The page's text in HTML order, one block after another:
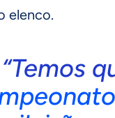
elenco.
“Temos